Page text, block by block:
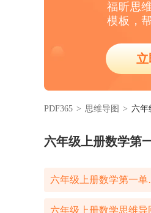
福昕思
模板，
PDF365 > 思维导图 > 六年
六年级上册数学第
六年
六年级上册数学思维导